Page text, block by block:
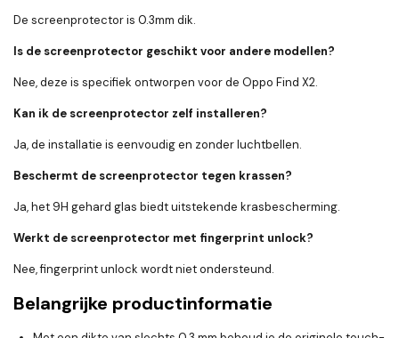
De screenprotector is 0.3mm dik.
Is de screenprotector geschikt voor andere modellen?
Nee, deze is specifiek ontworpen voor de Oppo Find X2.
Kan ik de screenprotector zelf installeren?
Ja, de installatie is eenvoudig en zonder luchtbellen.
Beschermt de screenprotector tegen krassen?
Ja, het 9H gehard glas biedt uitstekende krasbescherming.
Werkt de screenprotector met fingerprint unlock?
Nee, fingerprint unlock wordt niet ondersteund.
Belangrijke productinformatie